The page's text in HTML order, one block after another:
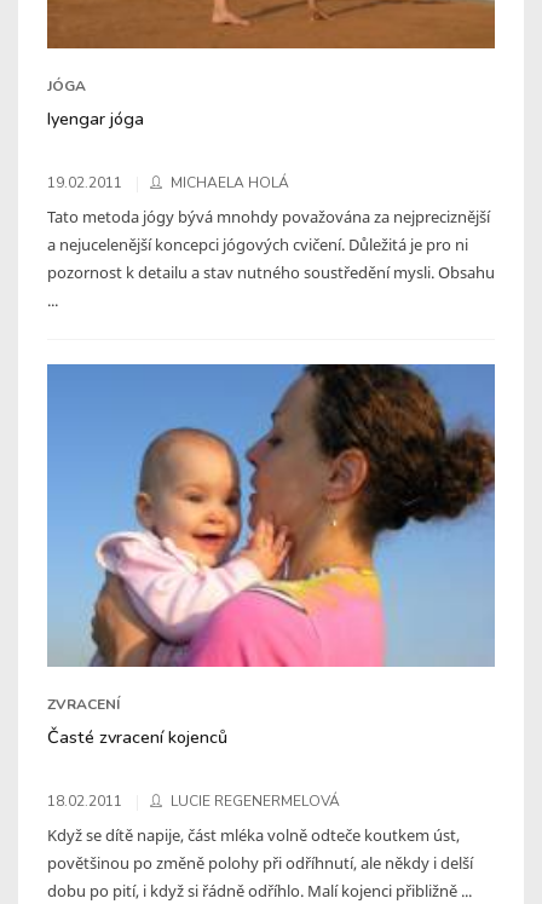
JÓGA
Iyengar jóga
19.02.2011 MICHAELA HOLÁ
Tato metoda jógy bývá mnohdy považována za nejpreciznější
a nejucelenější koncepci jógových cvičení. Důležitá je pro ni
pozornost k detailu a stav nutného soustředění mysli. Obsahu
...
ZVRACENÍ
Časté zvracení kojenců
18.02.2011 LUCIE REGENERMELOVÁ
Když se dítě napije, část mléka volně odteče koutkem úst,
povětšinou po změně polohy při odříhnutí, ale někdy i delší
dobu po pití, i když si řádně odříhlo. Malí kojenci přibližně ...